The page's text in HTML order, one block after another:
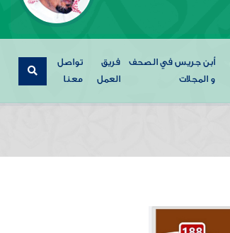
أبن جريس في الصحف
و المجلات
فريق
العمل
تواصل
معنا